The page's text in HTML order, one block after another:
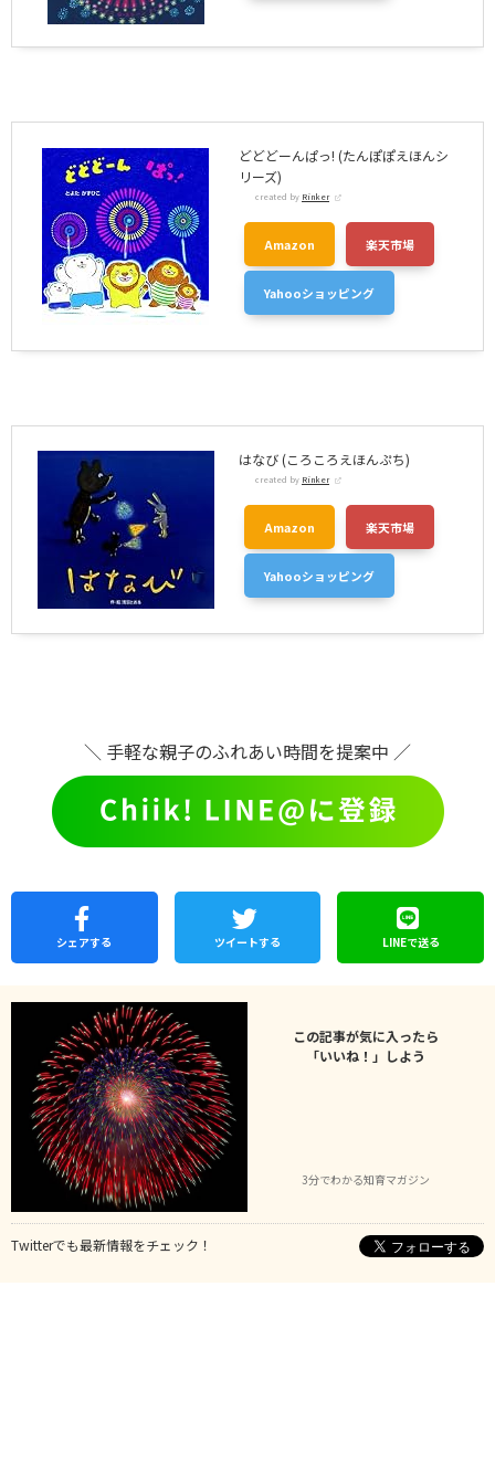
どどどーんぱっ! (たんぽぽえほんシ
リーズ)
created by Rinker
Amazon 楽天市場
Yahooショッピング
はなび (ころころえほんぷち)
created by Rinker
Amazon 楽天市場
Yahooショッピング
＼ 手軽な親子のふれあい時間を提案中 ／
シェアする ツイートする LINEで送る
この記事が気に入ったら
「いいね！」しよう
3分でわかる知育マガジン
Twitterでも最新情報をチェック！